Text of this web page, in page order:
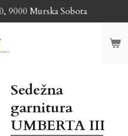
9000 Murska Sobota
Sedežna
garnitura
UMBERTA III